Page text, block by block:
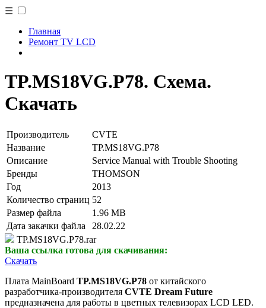
☰
Главная
Ремонт TV LCD
TP.MS18VG.P78. Схема.
Скачать
Производитель
CVTE
Название
TP.MS18VG.P78
Описание
Service Manual with Trouble Shooting
Бренды
THOMSON
Год
2013
Количество страниц 52
Размер файла
1.96 MB
Дата закачки файла
28.02.22
TP.MS18VG.P78.rar
Ваша ссылка готова для скачивания:
Скачать
Плата MainBoard TP.MS18VG.P78 от китайского
разработчика-производителя CVTE Dream Future
предназначена для работы в цветных телевизорах LCD LED.